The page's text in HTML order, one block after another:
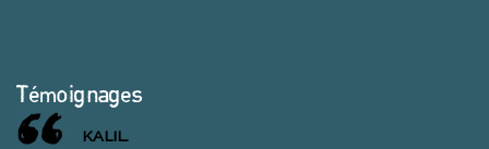
Témoignages
KALIL.